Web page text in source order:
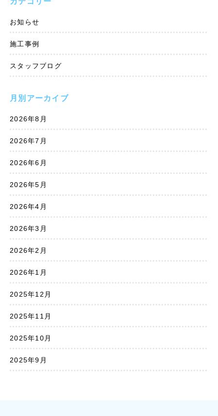
お知らせ
施工事例
スタッフブログ
月別アーカイブ
2026年8月
2026年7月
2026年6月
2026年5月
2026年4月
2026年3月
2026年2月
2026年1月
2025年12月
2025年11月
2025年10月
2025年9月